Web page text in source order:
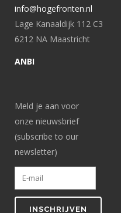
info@hogefronten.nl
Lage Kanaaldijk 112 C3
6212 NA Maastricht
ANBI
Meld je aan voor
onze nieuwsbrief
(subscribe to our
newsletter)